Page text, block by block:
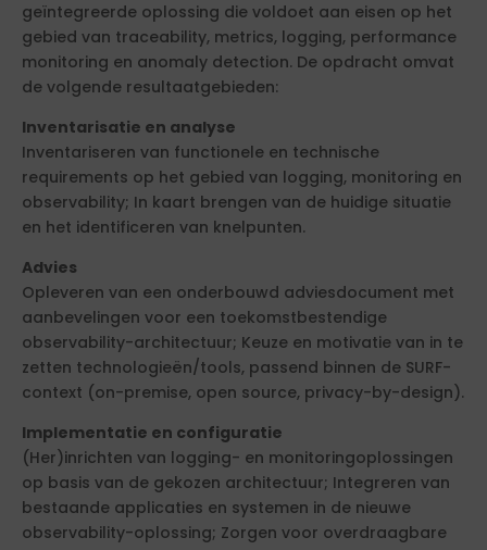
geïntegreerde oplossing die voldoet aan eisen op het
gebied van traceability, metrics, logging, performance
monitoring en anomaly detection. De opdracht omvat
de volgende resultaatgebieden:
Inventarisatie en analyse
Inventariseren van functionele en technische
requirements op het gebied van logging, monitoring en
observability; In kaart brengen van de huidige situatie
en het identificeren van knelpunten.
Advies
Opleveren van een onderbouwd adviesdocument met
aanbevelingen voor een toekomstbestendige
observability-architectuur; Keuze en motivatie van in te
zetten technologieën/tools, passend binnen de SURF-
context (on-premise, open source, privacy-by-design).
Implementatie en configuratie
(Her)inrichten van logging- en monitoringoplossingen
op basis van de gekozen architectuur; Integreren van
bestaande applicaties en systemen in de nieuwe
observability-oplossing; Zorgen voor overdraagbare